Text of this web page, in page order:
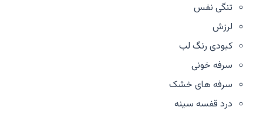
تنگی نفس
لرزش
کبودی رنگ لب
سرفه خونی
سرفه های خشک
درد قفسه سینه